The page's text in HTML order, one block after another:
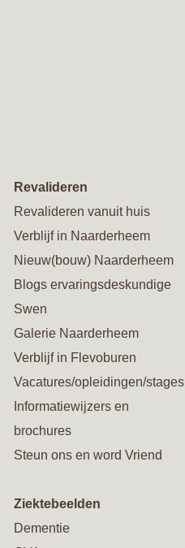
Revalideren
Revalideren vanuit huis
Verblijf in Naarderheem
Nieuw(bouw) Naarderheem
Blogs ervaringsdeskundige
Swen
Galerie Naarderheem
Verblijf in Flevoburen
Vacatures/opleidingen/stages
Informatiewijzers en
brochures
Steun ons en word Vriend
Ziektebeelden
Dementie